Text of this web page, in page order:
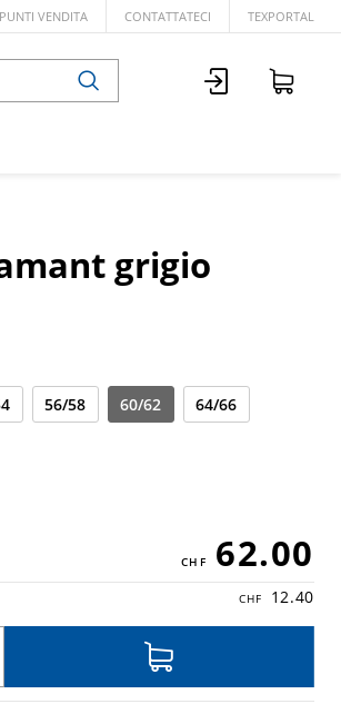
PUNTI VENDITA CONTATTATECI TEXPORTAL
grigio
56/58 60/62 64/66
62.00
12.40